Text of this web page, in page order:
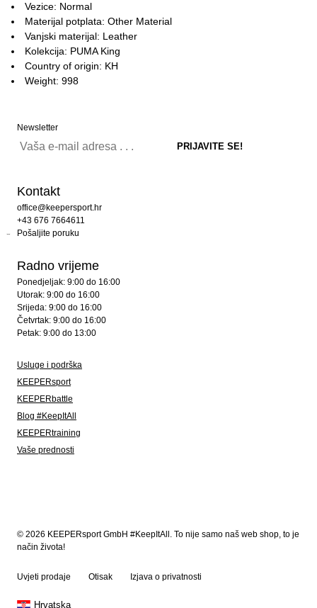
Vezice: Normal
Materijal potplata: Other Material
Vanjski materijal: Leather
Kolekcija: PUMA King
Country of origin: KH
Weight: 998
Newsletter
Kontakt
office@keepersport.hr
+43 676 7664611
Pošaljite poruku
Radno vrijeme
Ponedjeljak: 9:00 do 16:00
Utorak: 9:00 do 16:00
Srijeda: 9:00 do 16:00
Četvrtak: 9:00 do 16:00
Petak: 9:00 do 13:00
Usluge i podrška
KEEPERsport
KEEPERbattle
Blog #KeepItAll
KEEPERtraining
Vaše prednosti
© 2026 KEEPERsport GmbH #KeepItAll. To nije samo naš web shop, to je
način života!
Uvjeti prodaje Otisak Izjava o privatnosti
Hrvatska